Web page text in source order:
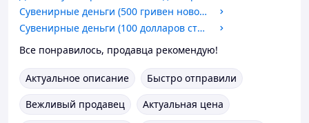
Сувенирные деньги (500 гривен нового образца)
Сувенирные деньги (100 долларов старые) 80 шт
Все понравилось, продавца рекомендую!
Актуальное описание
Быстро отправили
Вежливый продавец
Актуальная цена